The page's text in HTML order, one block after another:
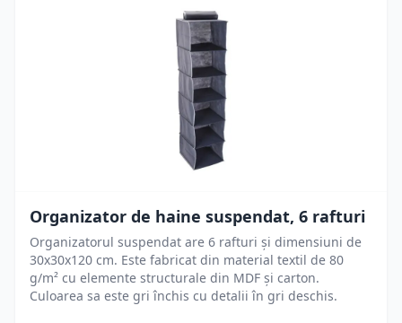
Organizator de haine suspendat, 6 rafturi
Organizatorul suspendat are 6 rafturi și dimensiuni de
30x30x120 cm. Este fabricat din material textil de 80
g/m² cu elemente structurale din MDF și carton.
Culoarea sa este gri închis cu detalii în gri deschis.